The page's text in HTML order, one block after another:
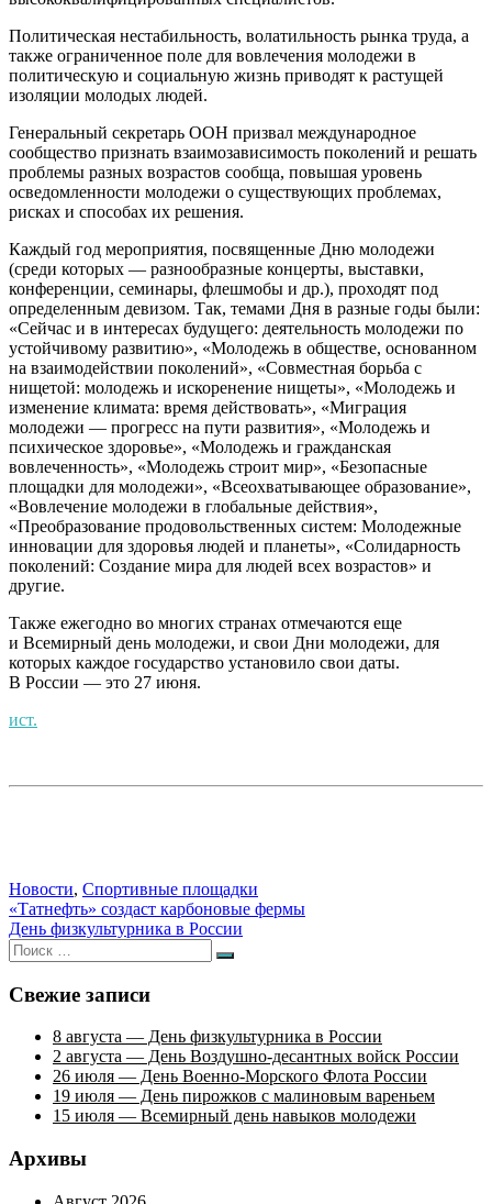
Политическая нестабильность, волатильность рынка труда, а
также ограниченное поле для вовлечения молодежи в
политическую и социальную жизнь приводят к растущей
изоляции молодых людей.
Генеральный секретарь ООН призвал международное
сообщество признать взаимозависимость поколений и решать
проблемы разных возрастов сообща, повышая уровень
осведомленности молодежи о существующих проблемах,
рисках и способах их решения.
Каждый год мероприятия, посвященные Дню молодежи
(среди которых — разнообразные концерты, выставки,
конференции, семинары, флешмобы и др.), проходят под
определенным девизом. Так, темами Дня в разные годы были:
«Сейчас и в интересах будущего: деятельность молодежи по
устойчивому развитию», «Молодежь в обществе, основанном
на взаимодействии поколений», «Совместная борьба с
нищетой: молодежь и искоренение нищеты», «Молодежь и
изменение климата: время действовать», «Миграция
молодежи — прогресс на пути развития», «Молодежь и
психическое здоровье», «Молодежь и гражданская
вовлеченность», «Молодежь строит мир», «Безопасные
площадки для молодежи», «Всеохватывающее образование»,
«Вовлечение молодежи в глобальные действия»,
«Преобразование продовольственных систем: Молодежные
инновации для здоровья людей и планеты», «Солидарность
поколений: Создание мира для людей всех возрастов» и
другие.
Также ежегодно во многих странах отмечаются еще
и Всемирный день молодежи, и свои Дни молодежи, для
которых каждое государство установило свои даты.
В России — это 27 июня.
ист.
Новости, Спортивные площадки
Навигация
по
записям
«Татнефть» создаст карбоновые фермы
День физкультурника в России
Искать:
Поиск
Свежие записи
8 августа — День физкультурника в России
2 августа — День Воздушно-десантных войск России
26 июля — День Военно-Морского Флота России
19 июля — День пирожков с малиновым вареньем
15 июля — Всемирный день навыков молодежи
Архивы